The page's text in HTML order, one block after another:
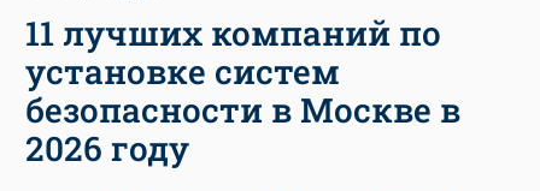
11 лучших компаний по
установке систем
безопасности в Москве в
2026 году